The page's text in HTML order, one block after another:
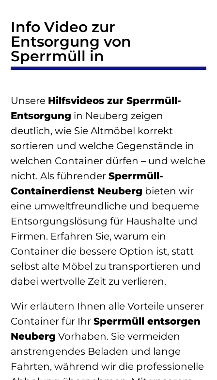
Info Video zur
Entsorgung von
Sperrmüll in
Unsere Hilfsvideos zur Sperrmüll-
Entsorgung in Neuberg zeigen
deutlich, wie Sie Altmöbel korrekt
sortieren und welche Gegenstände in
welchen Container dürfen – und welche
nicht. Als führender Sperrmüll-
Containerdienst Neuberg bieten wir
eine umweltfreundliche und bequeme
Entsorgungslösung für Haushalte und
Firmen. Erfahren Sie, warum ein
Container die bessere Option ist, statt
selbst alte Möbel zu transportieren und
dabei wertvolle Zeit zu verlieren.
Wir erläutern Ihnen alle Vorteile unserer
Container für Ihr Sperrmüll entsorgen
Neuberg Vorhaben. Sie vermeiden
anstrengendes Beladen und lange
Fahrten, während wir die professionelle